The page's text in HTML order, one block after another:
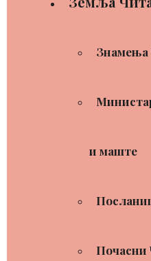
Знамења
и маште
Почасни